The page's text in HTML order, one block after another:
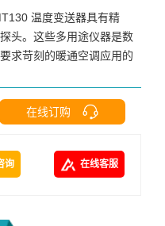
温度变送器具有精
头。这些多用途仪器是数
求苛刻的暖通空调应用的
在线订购
询 在线客服